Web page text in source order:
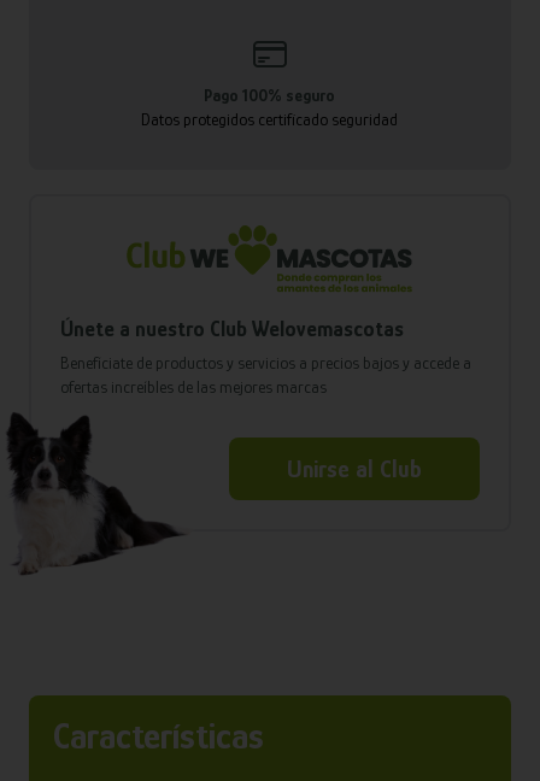
Pago 100% seguro
Datos protegidos certificado seguridad
Únete a nuestro Club Welovemascotas
Benefíciate de productos y servicios a precios bajos y accede a
ofertas increíbles de las mejores marcas
Unirse al Club
Características